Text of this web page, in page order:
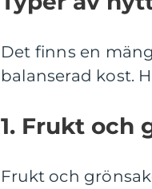
Det finns en
balanserad kost.
1. Frukt och
Frukt och